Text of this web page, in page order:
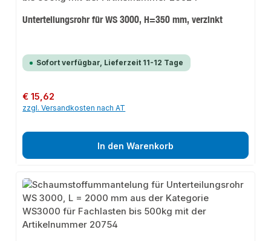
Unterteilungsrohr für WS 3000, H=350 mm, verzinkt
Sofort verfügbar, Lieferzeit 11-12 Tage
Regulärer Preis:
€ 15,62
zzgl. Versandkosten nach AT
In den Warenkorb